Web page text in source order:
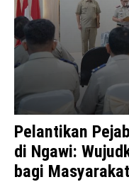
Pelantikan
di Ngawi:
bagi Masyarakat